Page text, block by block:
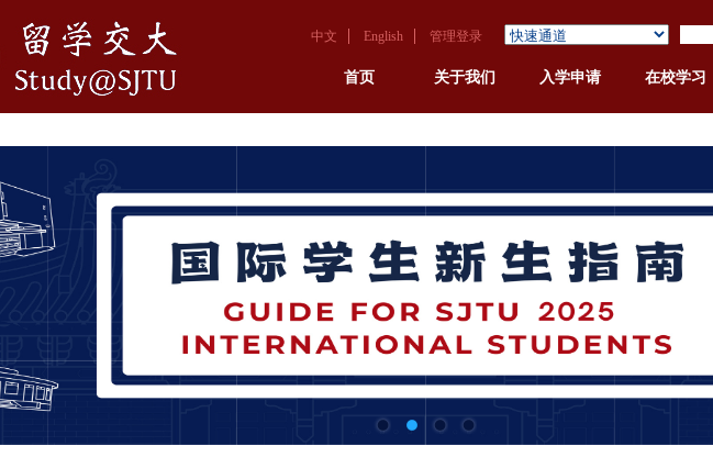
中文 English 管理登录
首页 关于我们 入学申请 在校学习